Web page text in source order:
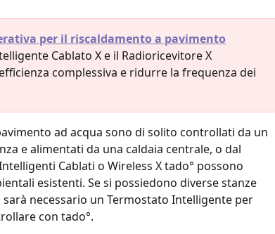
per il riscaldamento a pavimento
Cablato X e il Radioricevitore X
complessiva e ridurre la frequenza dei
ad acqua sono di solito controllati da un
e alimentati da una caldaia centrale, o dal
Cablati o Wireless X tado° possono
esistenti. Se si possiedono diverse stanze
necessario un Termostato Intelligente per
con tado°.